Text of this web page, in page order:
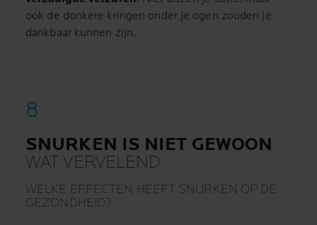
ook de donkere kringen onder je ogen zouden je
dankbaar kunnen zijn.
SNURKEN IS NIET GEWOON
WAT VERVELEND
WELKE EFFECTEN HEEFT SNURKEN OP DE
GEZONDHEID?